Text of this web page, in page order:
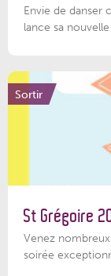
Envie de danser
lance sa
Sortir
St Grégoire
Venez
soirée